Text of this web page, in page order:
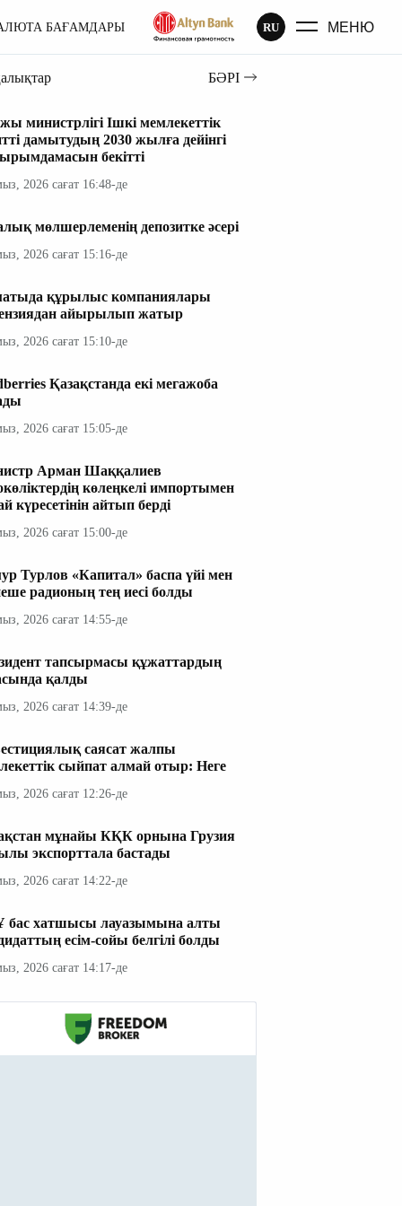
БАҒАМДАРЫ RU МЕНЮ
БӘРІ
министрлігі Ішкі мемлекеттік
дамытудың 2030 жылға дейінгі
бекітті
2026 сағат 16:48-де
мөлшерлеменің депозитке әсері
2026 сағат 15:16-де
құрылыс компаниялары
айырылып жатыр
2026 сағат 15:10-де
Қазақстанда екі мегажоба
2026 сағат 15:05-де
Арман Шаққалиев
көлеңкелі импортымен
күресетінін айтып берді
2026 сағат 15:00-де
Турлов «Капитал» баспа үйі мен
радионың тең иесі болды
2026 сағат 14:55-де
тапсырмасы құжаттардың
қалды
2026 сағат 14:39-де
саясат жалпы
сыйпат алмай отыр: Неге
2026 сағат 12:26-де
мұнайы КҚК орнына Грузия
экспорттала бастады
2026 сағат 14:22-де
бас хатшысы лауазымына алты
есім-сойы белгілі болды
2026 сағат 14:17-де